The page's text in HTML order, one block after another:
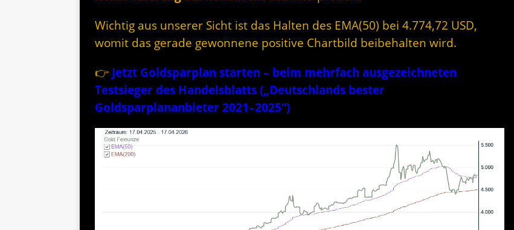
Wichtig aus unserer Sicht ist das Halten des EMA(50) bei 4.774,72 USD,
womit das gerade gewonnene positive Chartbild beibehalten wird.
👉 Jetzt Goldsparplan starten – beim mehrfach ausgezeichneten
Testsieger des Handelsblatts („Deutschlands bester
Goldsparplananbieter 2021–2025“)